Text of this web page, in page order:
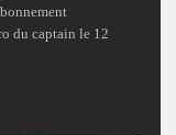
du captain le 12